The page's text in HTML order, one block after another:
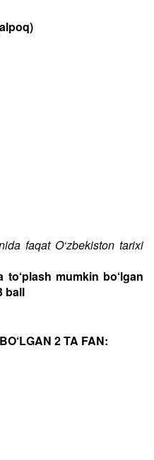
faqat O‘zbekiston tarixi
mumkin bo‘lgan
ball
2 TA FAN: